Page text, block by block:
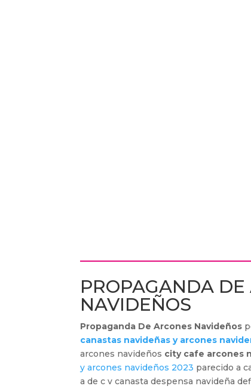
PROPAGANDA DE
NAVIDEÑOS
Propaganda De Arcones Navideños
canastas navideñas y arcones
arcones navideños city cafe arcones
y arcones navideños 2023 parecido a
a de c v canasta despensa navideña